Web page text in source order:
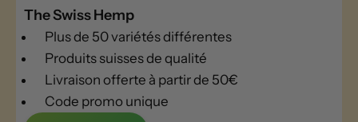
The Swiss Hemp
Plus de 50 variétés différentes
Produits suisses de qualité
Livraison offerte à partir de 50€
Code promo unique